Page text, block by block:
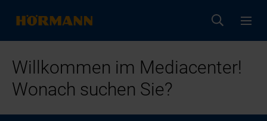
Willkommen im Mediacenter!
Wonach suchen Sie?